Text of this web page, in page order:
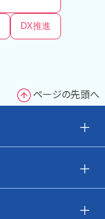
DX推進
ページの先頭へ
＋
＋
＋